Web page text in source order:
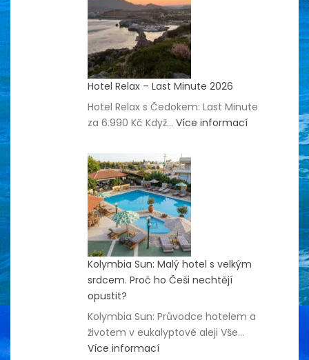
Holiday
Village
–
Last
Minute
Hotel Relax – Last Minute 2026
Hotel Relax s Čedokem: Last Minute
za 6.990 Kč Když… Více informací:
Kolymbia Sun: Malý hotel s velkým
srdcem. Proč ho Češi nechtějí
opustit?
Kolymbia Sun: Průvodce hotelem a
životem v eukalyptové aleji Vše…
Více informací: